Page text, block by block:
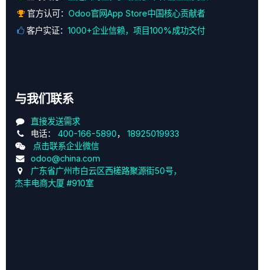
官方认可： Odoo官网App Store中国核心贡献者
客户实证： 1000+企业信赖，项目100%成功交付
与我们联系
直接发送需求
电话： 400-166-5890， 18925019933
点击联系企业微信
odoo@china.com
广东省广州市白云区西槎路聚源街50号，
杰丰电商大厦 #910室